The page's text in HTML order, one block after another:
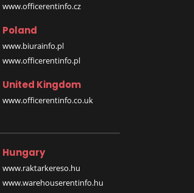
www.officerentinfo.cz
Poland
www.biurainfo.pl
www.officerentinfo.pl
United Kingdom
www.officerentinfo.co.uk
Hungary
www.raktarkereso.hu
www.warehouserentinfo.hu